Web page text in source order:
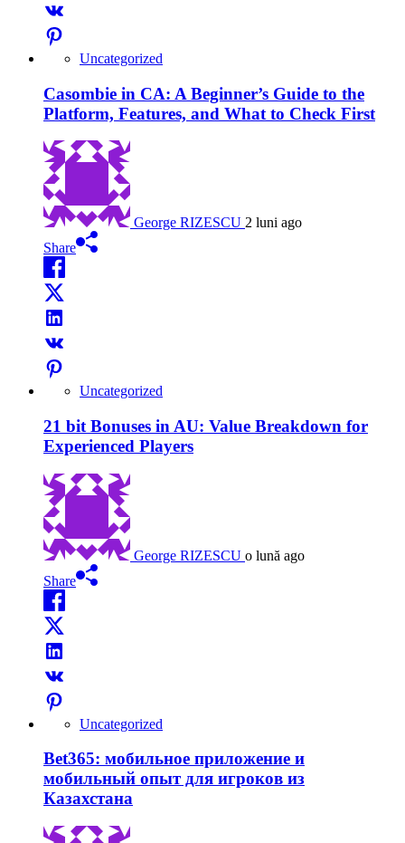
Uncategorized
Casombie in CA: A Beginner’s Guide to the
Platform, Features, and What to Check First
George RIZESCU 2 luni ago
Share
Uncategorized
21 bit Bonuses in AU: Value Breakdown for
Experienced Players
George RIZESCU o lună ago
Share
Uncategorized
Bet365: мобильное приложение и
мобильный опыт для игроков из
Казахстана